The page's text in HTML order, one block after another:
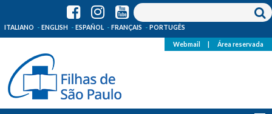
ITALIANO ENGLISH ESPAÑOL FRANÇAIS PORTUGÊS
Webmail Área reservada